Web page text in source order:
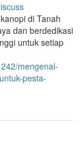
di Tanah
dan berdedikasi
untuk setiap
mengenal-
pesta-